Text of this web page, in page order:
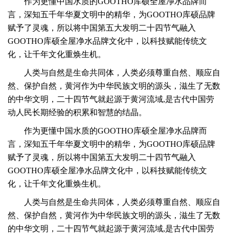
言，深知五千年华夏文明中的精华，为GOOTHO库硕品牌
赋予了灵魂，所以将中国第五大发明二十四节气融入
GOOTHO库硕全屋净水品牌文化中，以科技赋能传统文
化，让千年文化重焕生机。
人类与自然是生命共同体，人类必须尊重自然、顺应自
然、保护自然，黄河作为中华民族文明的源头，滋生了无数
的中华文明， 二十四节气就起源于黄河流域,是古代中国劳
动人民长期经验的积累和智慧的结晶。
作为更懂中国水质的GOOTHO库硕全屋净水品牌而
言，深知五千年华夏文明中的精华，为GOOTHO库硕品牌
赋予了灵魂，所以将中国第五大发明二十四节气融入
GOOTHO库硕全屋净水品牌文化中，以科技赋能传统文
化，让千年文化重焕生机。
人类与自然是生命共同体，人类必须尊重自然、顺应自
然、保护自然，黄河作为中华民族文明的源头，滋生了无数
的中华文明， 二十四节气就起源于黄河流域,是古代中国劳